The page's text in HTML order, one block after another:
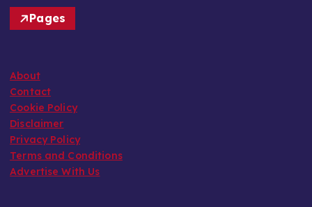
Pages
About
Contact
Cookie Policy
Disclaimer
Privacy Policy
Terms and Conditions
Advertise With Us